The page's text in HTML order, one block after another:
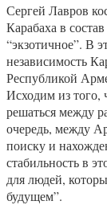
Сергей Лавров
Карабаха в
“экзотичное”. В
независимость
Республикой
Исходим из того,
решаться между
очередь, между
поиску и
стабильность в
для людей,
будущем”.